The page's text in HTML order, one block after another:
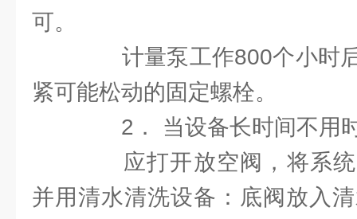
可。
计量泵工作800个小时
紧可能松动的固定螺栓。
2． 当设备长时间不用
应打开放空阀，将系统
并用清水清洗设备：底阀放入